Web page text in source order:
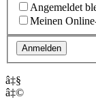
Angemeldet
Meinen
â‡§
â‡©